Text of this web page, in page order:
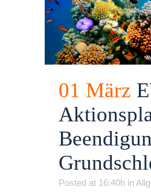
01 März
Posted at 16:40h in